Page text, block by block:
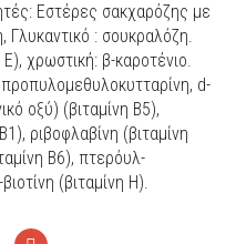
Εστέρες σακχαρόζης με
Γλυκαντικό : σουκραλόζη.
χρωστική: β-καροτένιο.
d-
οξύ) (βιταμίνη Β5),
ριβοφλαβίνη (βιταμίνη
Β6), πτερόυλ-
(βιταμίνη Η).